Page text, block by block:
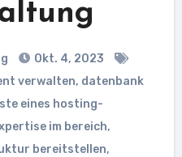
Okt. 4, 2023
verwalten, datenbank
eines hosting-
im bereich,
bereitstellen,